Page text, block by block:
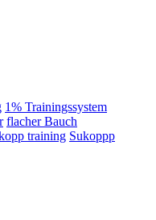
1% Trainingssystem
flacher Bauch
training Sukoppp